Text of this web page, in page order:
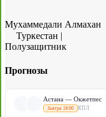
Мухаммедали Алмахан
Туркестан |
Полузащитник
Прогнозы
Астана — Окжетпес
Завтра 18:00 КПЛ